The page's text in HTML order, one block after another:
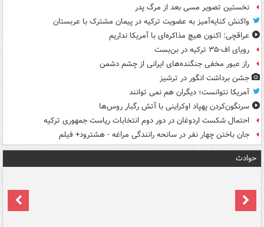
نخستین تصویر مسی بعد از مرگ پدر
واکنش کنایه‌آمیز به عضویت ترکیه در پیمان مشترک با عربستان
عراقچی: اکنون هیچ مذاکره‌ای با آمریکا نداریم
رویای اف-۳۵ ترکیه در بن‌بست
راز عبور مخفی جنگنده‌های ایرانی از چشم دشمن
جشن برداشت انگور در ترشیز
آمریکا نتوانست؛ دیگران هم نمی توانند
سرنگون‌کردن پهپاد اوکراینی با آتش رگبار روس‌ها
احتمال شکست اردوغان در دور دوم انتخابات ریاست جمهوری ترکیه
جان باختن چهار نفر در سانحه رانندگی مراغه - هشترود+ فیلم
حوادث